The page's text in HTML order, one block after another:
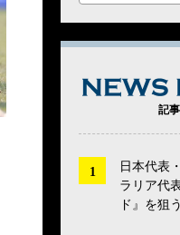
記
日本代表
ラリア代
ド』を狙う